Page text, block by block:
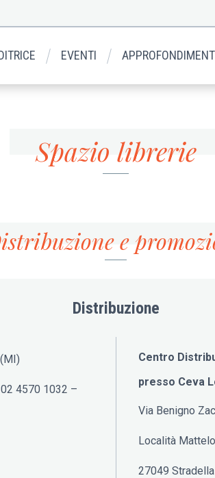
EVENTI
Spazio librerie
e
Distribuzione
4570 1032 –
Centro
presso Ceva
Via Benigno
Località
27049